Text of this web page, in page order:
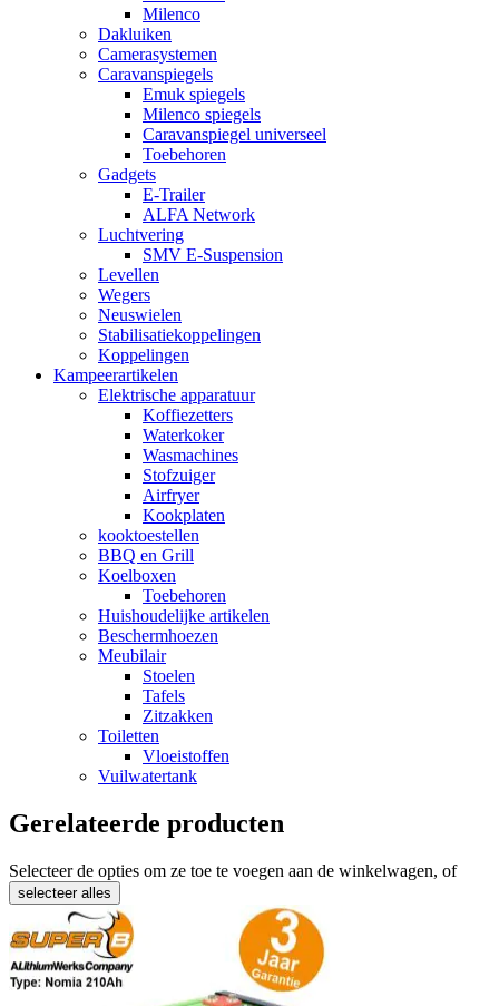
Milenco
Dakluiken
Camerasystemen
Caravanspiegels
Emuk spiegels
Milenco spiegels
Caravanspiegel universeel
Toebehoren
Gadgets
E-Trailer
ALFA Network
Luchtvering
SMV E-Suspension
Levellen
Wegers
Neuswielen
Stabilisatiekoppelingen
Koppelingen
Kampeerartikelen
Elektrische apparatuur
Koffiezetters
Waterkoker
Wasmachines
Stofzuiger
Airfryer
Kookplaten
kooktoestellen
BBQ en Grill
Koelboxen
Toebehoren
Huishoudelijke artikelen
Beschermhoezen
Meubilair
Stoelen
Tafels
Zitzakken
Toiletten
Vloeistoffen
Vuilwatertank
Gerelateerde producten
Selecteer de opties om ze toe te voegen aan de winkelwagen, of
selecteer alles